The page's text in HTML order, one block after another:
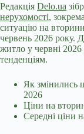
Редакція Delo.ua
нерухомості,
ситуацію на
червень 2026 року.
житло у червні
тенденціям.
Як змінились
2026
Ціни на
Середні ціни